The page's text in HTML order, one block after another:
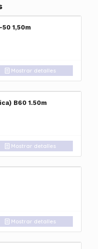
1,50m
Mostrar detalles
B60 1.50m
Mostrar detalles
Mostrar detalles